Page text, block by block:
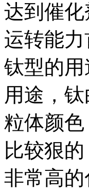
达到催
运转能
钛型的
用途，
粒体颜
比较狠
非常高